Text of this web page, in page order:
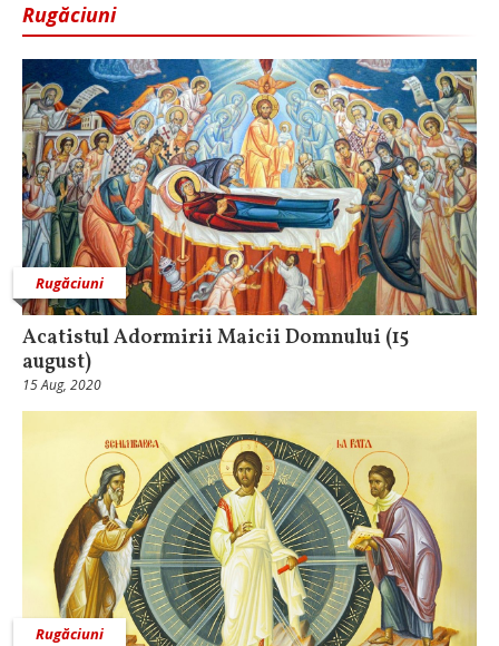
Rugăciuni
Rugăciuni
Acatistul Adormirii Maicii Domnului (15
august)
15 Aug, 2020
Rugăciuni